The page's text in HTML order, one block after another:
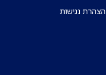
הצהרת נגישות